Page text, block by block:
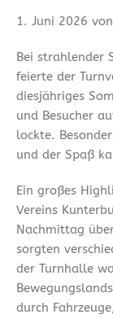
1. Juni 2026
Bei strahlender
feierte der
diesjähriges
und Besucher
lockte.
und der Spaß
Ein großes
Vereins
Nachmittag
sorgten
der Turnhalle
durch